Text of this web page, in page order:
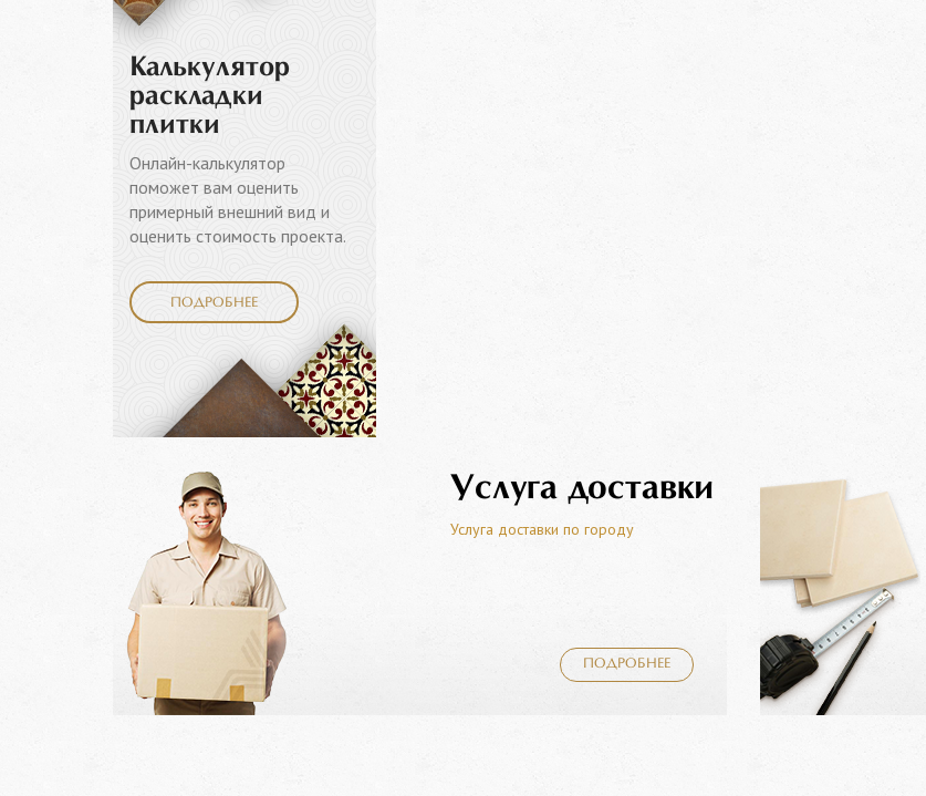
Калькулятор
раскладки
плитки
Онлайн-калькулятор
поможет вам оценить
примерный внешний вид и
оценить стоимость проекта.
ПОДРОБНЕЕ
Услуга доставки
Услуга доставки по городу
ПОДРОБНЕЕ